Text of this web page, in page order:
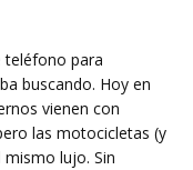
teléfono para
buscando. Hoy en
vienen con
las motocicletas (y
lujo. Sin